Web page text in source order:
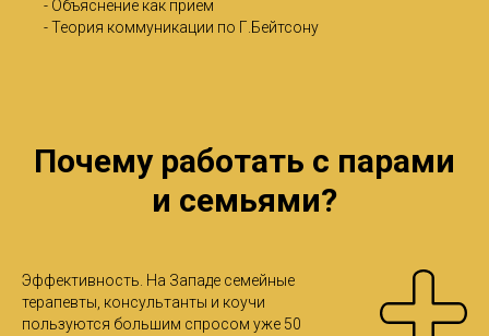
- Объяснение как прием
- Теория коммуникации по Г.Бейтсону
Почему работать с парами
и семьями?
Эффективность. На Западе семейные
терапевты, консультанты и коучи
пользуются большим спросом уже 50